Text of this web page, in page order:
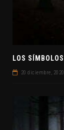
20 diciembre, 2020